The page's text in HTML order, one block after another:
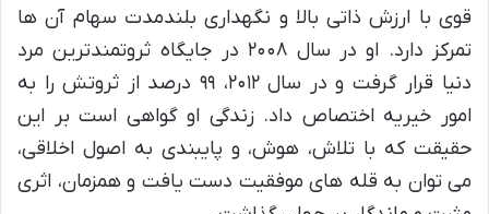
قوی با ارزش ذاتی بالا و نگهداری بلندمدت سهام آن ها
تمرکز دارد. او در سال ۲۰۰۸ در جایگاه ثروتمندترین مرد
دنیا قرار گرفت و در سال ۲۰۱۲، ۹۹ درصد از ثروتش را به
امور خیریه اختصاص داد. زندگی او گواهی است بر این
حقیقت که با تلاش، هوش، و پایبندی به اصول اخلاقی،
می توان به قله های موفقیت دست یافت و همزمان، اثری